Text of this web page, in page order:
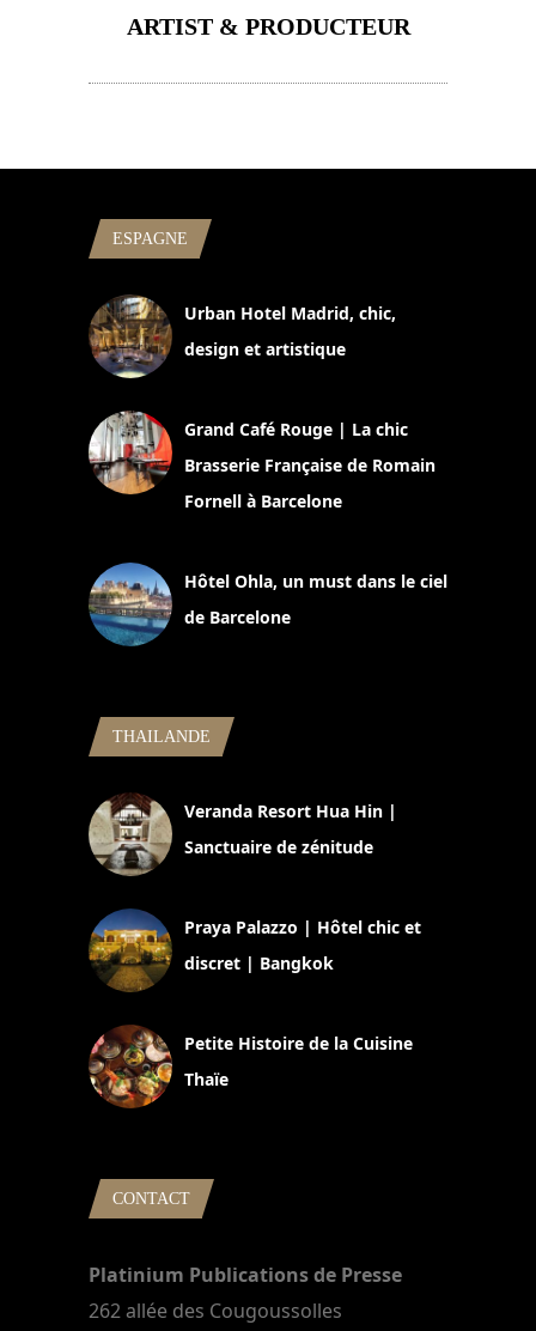
ARTIST & PRODUCTEUR
ESPAGNE
Urban Hotel Madrid, chic,
design et artistique
Grand Café Rouge | La chic
Brasserie Française de Romain
Fornell à Barcelone
Hôtel Ohla, un must dans le ciel
de Barcelone
THAILANDE
Veranda Resort Hua Hin |
Sanctuaire de zénitude
Praya Palazzo | Hôtel chic et
discret | Bangkok
Petite Histoire de la Cuisine
Thaïe
CONTACT
Platinium Publications de Presse
262 allée des Cougoussolles